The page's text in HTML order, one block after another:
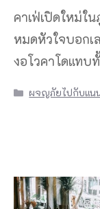
คาเฟ่เปิดใหม่ใ
หมดหัวใจบอก
งอโวคาโดแทบ
Categories
ผจญภัยไปกับแน